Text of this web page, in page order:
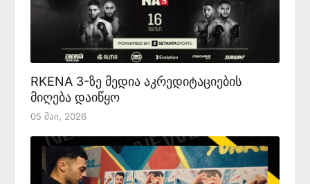
RKENA 3-ზე მედია აკრედიტაციების
მიღება დაიწყო
05 Მაი, 2026